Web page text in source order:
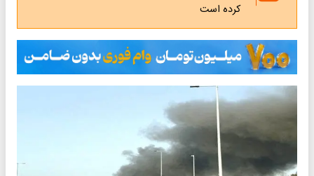
کرده است